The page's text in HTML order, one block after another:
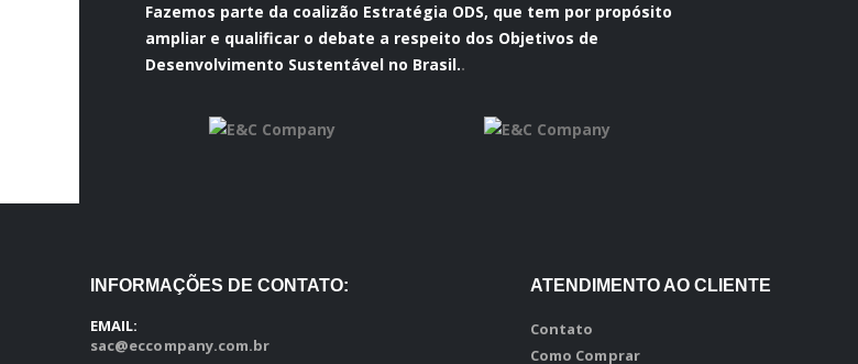
Fazemos parte da coalizão Estratégia ODS, que tem por propósito
ampliar e qualificar o debate a respeito dos Objetivos de
Desenvolvimento Sustentável no Brasil..
INFORMAÇÕES DE CONTATO:
EMAIL:
sac@eccompany.com.br
ATENDIMENTO AO CLIENTE
Contato
Como Comprar